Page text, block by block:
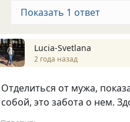
Показать 1 ответ
Lucia-Svetlana
2 года назад
Отделиться от мужа,
собой, это забота о нем.